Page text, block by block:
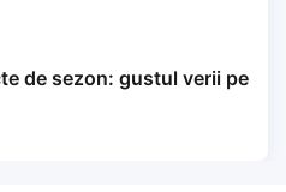
de sezon: gustul verii pe